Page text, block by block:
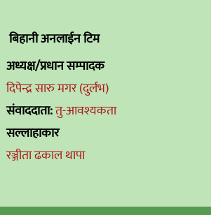
बिहानी अनलाईन टिम
अध्यक्ष/प्रधान सम्पादक
दिपेन्द्र सारु मगर (दुर्लभ)
संवाददाता:तु-आवश्यकता
सल्लाहाकार
रञ्जीता ढकाल थापा